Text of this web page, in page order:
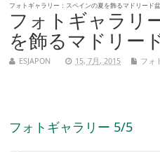
フォトギャラリー：スペインの夏を飾るマドリード
フォトギャラリ
を飾るマドリー
ESJAPON 15, 7月, 2015 フォ
フォトギャラリー 5/5